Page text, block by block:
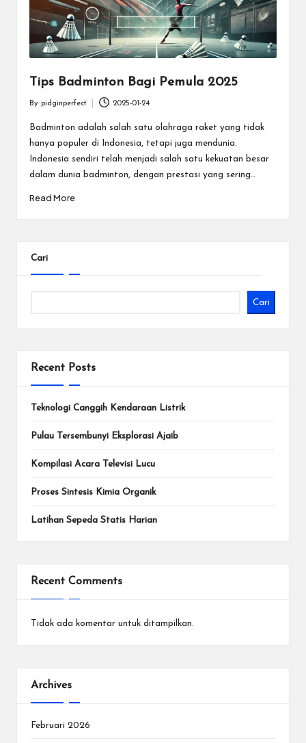
Tips Badminton Bagi Pemula 2025
by
By pidginperfect 2025-01-24
Badminton adalah salah satu olahraga raket yang tidak
hanya populer di Indonesia, tetapi juga mendunia.
Indonesia sendiri telah menjadi salah satu kekuatan besar
dalam dunia badminton, dengan prestasi yang sering…
Read More
Cari
Cari
Recent Posts
Teknologi Canggih Kendaraan Listrik
Pulau Tersembunyi Eksplorasi Ajaib
Kompilasi Acara Televisi Lucu
Proses Sintesis Kimia Organik
Latihan Sepeda Statis Harian
Recent Comments
Tidak ada komentar untuk ditampilkan.
Archives
Februari 2026